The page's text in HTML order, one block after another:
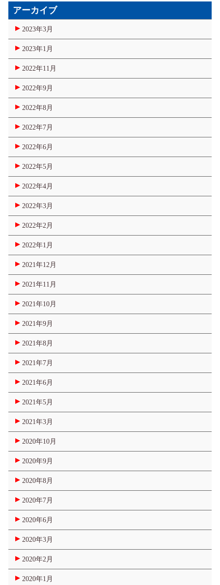
アーカイブ
2023年3月
2023年1月
2022年11月
2022年9月
2022年8月
2022年7月
2022年6月
2022年5月
2022年4月
2022年3月
2022年2月
2022年1月
2021年12月
2021年11月
2021年10月
2021年9月
2021年8月
2021年7月
2021年6月
2021年5月
2021年3月
2020年10月
2020年9月
2020年8月
2020年7月
2020年6月
2020年3月
2020年2月
2020年1月